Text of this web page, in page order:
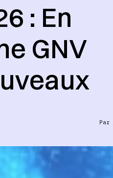
: En
GNV
Par